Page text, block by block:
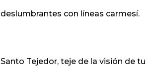
deslumbrantes con líneas carmesí.
Santo Tejedor, teje de la visión de tu